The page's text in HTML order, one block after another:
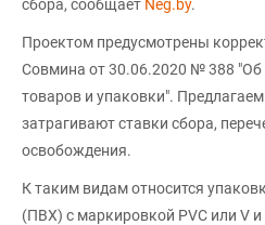
сбора, сообщает Neg.by.
Проектом предусмотрены
Совмина от 30.06.2020 № 388
товаров и упаковки".
затрагивают ставки сбора,
освобождения.
К таким видам относится
(ПВХ) с маркировкой PVC или V